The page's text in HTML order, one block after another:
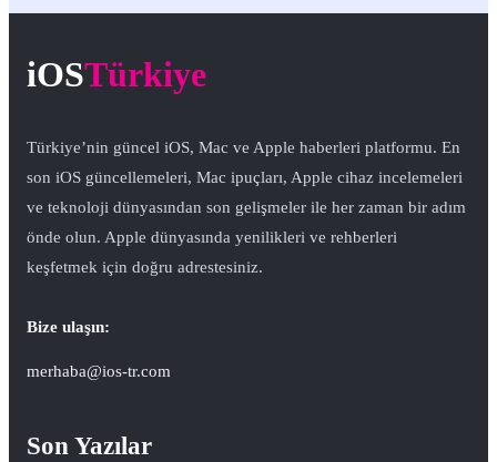
iOSTürkiye
Türkiye’nin güncel iOS, Mac ve Apple haberleri platformu. En
son iOS güncellemeleri, Mac ipuçları, Apple cihaz incelemeleri
ve teknoloji dünyasından son gelişmeler ile her zaman bir adım
önde olun. Apple dünyasında yenilikleri ve rehberleri
keşfetmek için doğru adrestesiniz.
Bize ulaşın:
merhaba@ios-tr.com
Son Yazılar